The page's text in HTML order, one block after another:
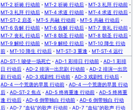
MT-2 祈祷 行动前 · MT-2 祈祷 行动后 · MT-3 礼拜 行动前 ·
MT-3 礼拜 行动后 · MT-4 求道 行动前 · MT-4 求道 行动后 ·
MT-ST-2 启圣 · MT-5 共融 行动前 · MT-5 共融 行动后 ·
MT-6 告解 行动前 · MT-6 告解 行动后 · MT-7 丧礼 行动前 ·
MT-7 丧礼 行动后 · MT-8 朝圣 行动前 · MT-8 朝圣 行动后 ·
MT-9 解经 行动前 · MT-9 解经 行动后 · MT-10 降生 行动
前 · MT-10 降生 行动后 · MT-ST-3 重逢 · MT-ST-4 远行
AD-ST-1 唆使一场死亡 · AD-1 彩排日 行动前 · AD-1 彩排
日 行动后 · AD-2 排演一出悲剧 行动前 · AD-2 排演一出悲
剧 行动后 · AD-3 戏剧性 行动前 · AD-3 戏剧性 行动后 ·
AD-4 一个荒唐的早晨 行动前 · AD-4 一个荒唐的早晨 行动
后 · AD-ST-2 焦点 · AD-5 终将重逢 行动前 · AD-5 终将重
逢 行动后 · AD-6 倒带独白 行动前 · AD-6 倒带独白 行动
后 · AD-7 “血钻”的歌声 行动前 · AD-7 “血钻”的歌声 行动